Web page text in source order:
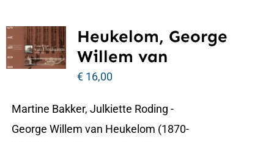
Heukelom, George
Willem van
€16,00
Martine Bakker, Julkiette Roding -
George Willem van Heukelom (1870-